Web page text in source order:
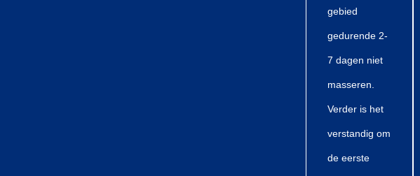
gebied
gedurende 2-
7 dagen niet
masseren.
Verder is het
verstandig om
de eerste